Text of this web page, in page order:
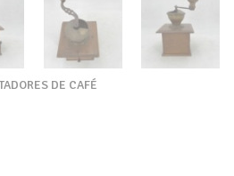
DE CAFÉ